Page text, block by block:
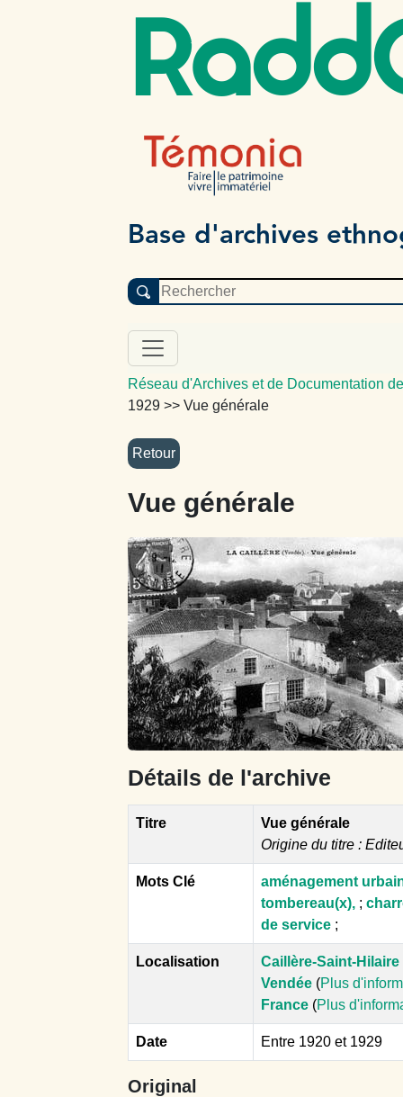
Base d'archives
Réseau d'Archives et de Documentation
1929 >> Vue générale
Vue générale
Détails de l'archive
Titre
Vue générale
Origine du titre :
Mots Clé
aménagement
tombereau(x), ;
de service ;
Localisation
Caillère-Saint-Hilaire
Vendée (Plus
France (Plus
Date Entre 1920 et 1929
Original